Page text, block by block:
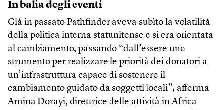
In balìa degli eventi
Già in passato Pathfinder aveva subìto la volatilità
della politica interna statunitense e si era orientata
al cambiamento, passando “dall’essere uno
strumento per realizzare le priorità dei donatori a
un’infrastruttura capace di sostenere il
cambiamento guidato da soggetti locali”, afferma
Amina Dorayi, direttrice delle attività in Africa